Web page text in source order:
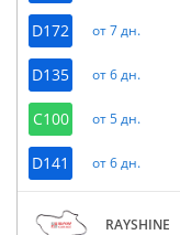
D172 от 7 дн.
D135 от 6 дн.
C100 от 5 дн.
D141 от 6 дн.
RAYSHINE